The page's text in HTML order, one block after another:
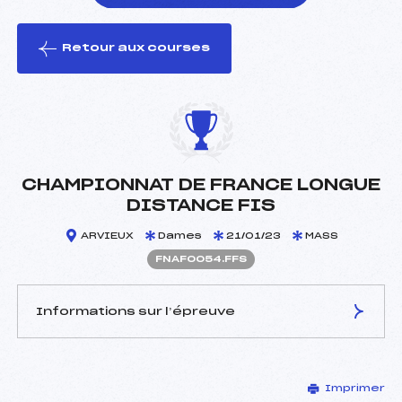
le ski
Retour aux courses
CHAMPIONNAT DE FRANCE LONGUE
DISTANCE FIS
ARVIEUX Dames 21/01/23 MASS
FNAF0054.FFS
Informations sur l’épreuve
LOCATELLI DOMINIQUE
Imprimer